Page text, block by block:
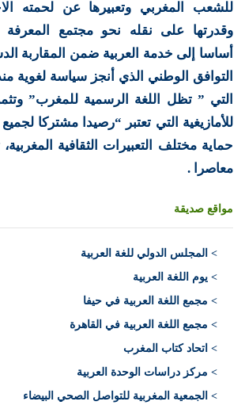
للشعب المغربي وتعبيرها عن لحمته
وقدرتها على نقله نحو مجتمع
أساسا إلى خدمة العربية ضمن المقاربة
التوافق الوطني الذي أنجز سياسة لغوية
التي ” تظل اللغة الرسمية للمغرب”
للأمازيغية التي تعتبر “رصيدا مشتركا
حماية مختلف التعبيرات الثقافية المغربية،
معاصرا .
مواقع صديقة
> المجلس الدولي للغة العربية
> يوم اللغة العربية
> مجمع اللغة العربية في حيفا
> مجمع اللغة العربية في القاهرة
> اتحاد كتاب المغرب
> مركز دراسات الوحدة العربية
> الجمعية المغربية للتواصل الصحي البيضاء